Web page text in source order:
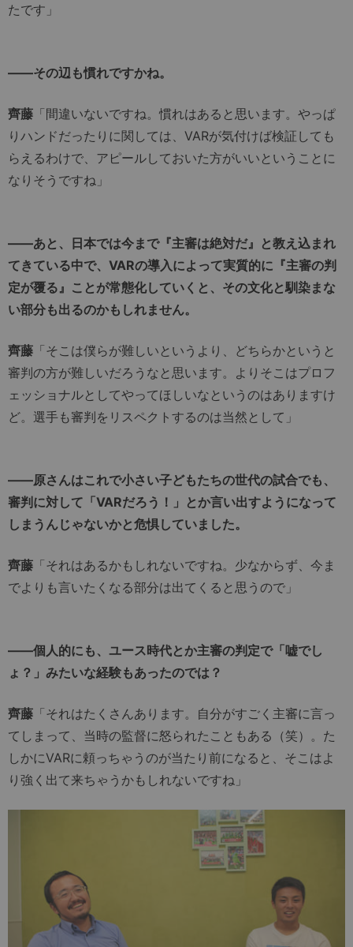
たです」
――その辺も慣れですかね。
齊藤 「間違いないですね。慣れはあると思います。やっぱ
りハンドだったりに関しては、VARが気付けば検証しても
らえるわけで、アピールしておいた方がいいということに
なりそうですね」
――あと、日本では今まで『主審は絶対だ』と教え込まれ
てきている中で、VARの導入によって実質的に『主審の判
定が覆る』ことが常態化していくと、その文化と馴染まな
い部分も出るのかもしれません。
齊藤 「そこは僕らが難しいというより、どちらかというと
審判の方が難しいだろうなと思います。よりそこはプロフ
ェッショナルとしてやってほしいなというのはありますけ
ど。選手も審判をリスペクトするのは当然として」
――原さんはこれで小さい子どもたちの世代の試合でも、
審判に対して「VARだろう！」とか言い出すようになって
しまうんじゃないかと危惧していました。
齊藤 「それはあるかもしれないですね。少なからず、今ま
でよりも言いたくなる部分は出てくると思うので」
――個人的にも、ユース時代とか主審の判定で「嘘でし
ょ？」みたいな経験もあったのでは？
齊藤 「それはたくさんあります。自分がすごく主審に言っ
てしまって、当時の監督に怒られたこともある（笑）。た
しかにVARに頼っちゃうのが当たり前になると、そこはよ
り強く出て来ちゃうかもしれないですね」